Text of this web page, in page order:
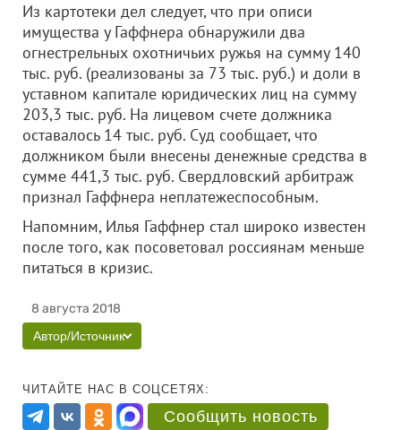
Из картотеки дел следует, что при описи
имущества у Гаффнера обнаружили два
огнестрельных охотничьих ружья на сумму 140
тыс. руб. (реализованы за 73 тыс. руб.) и доли в
уставном капитале юридических лиц на сумму
203,3 тыс. руб. На лицевом счете должника
оставалось 14 тыс. руб. Суд сообщает, что
должником были внесены денежные средства в
сумме 441,3 тыс. руб. Свердловский арбитраж
признал Гаффнера неплатежеспособным.
Напомним, Илья Гаффнер стал широко известен
после того, как посоветовал россиянам меньше
питаться в кризис.
8 августа 2018
Автор/Источник
ЧИТАЙТЕ НАС В СОЦСЕТЯХ:
Сообщить новость